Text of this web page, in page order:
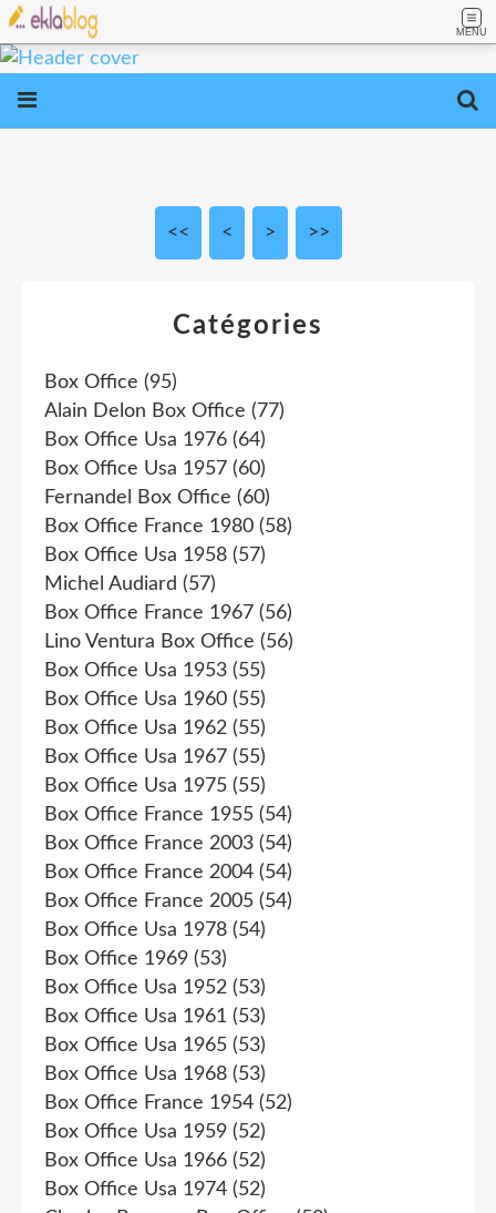
MENU
<< < 10
20
30
> >>
Catégories
Box Office (95)
Alain Delon Box Office (77)
Box Office Usa 1976 (64)
Box Office Usa 1957 (60)
Fernandel Box Office (60)
Box Office France 1980 (58)
Box Office Usa 1958 (57)
Michel Audiard (57)
Box Office France 1967 (56)
Lino Ventura Box Office (56)
Box Office Usa 1953 (55)
Box Office Usa 1960 (55)
Box Office Usa 1962 (55)
Box Office Usa 1967 (55)
Box Office Usa 1975 (55)
Box Office France 1955 (54)
Box Office France 2003 (54)
Box Office France 2004 (54)
Box Office France 2005 (54)
Box Office Usa 1978 (54)
Box Office 1969 (53)
Box Office Usa 1952 (53)
Box Office Usa 1961 (53)
Box Office Usa 1965 (53)
Box Office Usa 1968 (53)
Box Office France 1954 (52)
Box Office Usa 1959 (52)
Box Office Usa 1966 (52)
Box Office Usa 1974 (52)